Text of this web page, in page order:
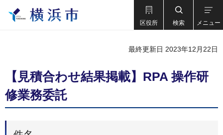
区役所 検索 メニュー
最終更新日 2023年12月22日
【見積合わせ結果掲載】RPA 操作研
修業務委託